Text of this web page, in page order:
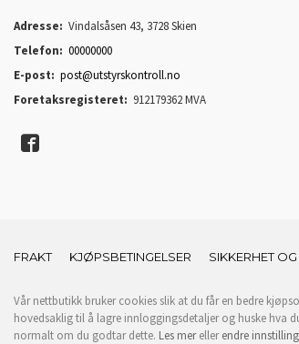
Adresse: Vindalsåsen 43, 3728 Skien
Telefon: 00000000
E-post: post@utstyrskontroll.no
Foretaksregisteret: 912179362 MVA
FRAKT KJØPSBETINGELSER SIKKERHET
Vår nettbutikk bruker cookies slik at du får en bedre
hovedsaklig til å lagre innloggingsdetaljer og huske hva
normalt om du godtar dette. Les merellerendre